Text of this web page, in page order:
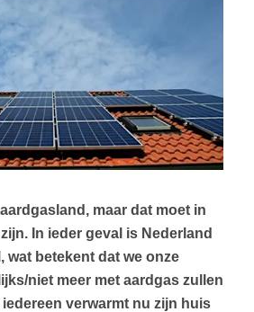
maar dat moet in
In ieder geval is Nederland
wat betekent dat we onze
niet meer met aardgas zullen
verwarmt nu zijn huis